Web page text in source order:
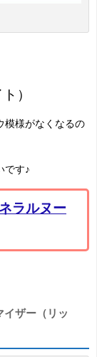
）
模様がなくなるの
です♪
ラルヌー
イザー（リッ